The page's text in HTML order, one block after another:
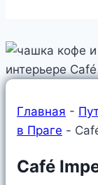
Главная -
в Праге -
Café